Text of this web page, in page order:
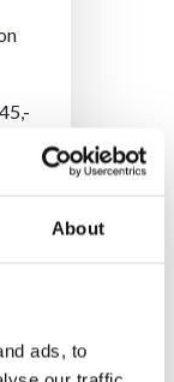
About
ads, to